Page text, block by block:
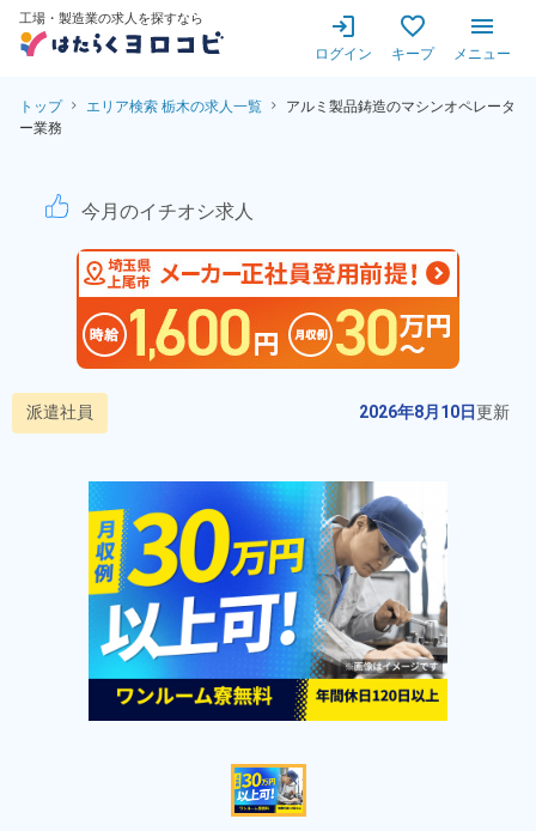
工場・製造業の求人を探すなら
ログイン キープ メニュー
トップ エリア検索 栃木の求人一覧
アルミ製品鋳造のマシンオペレータ
ー業務
アルミ製品鋳造のマシンオ
今月のイチオシ求人
派遣社員 2026年8月10日更新